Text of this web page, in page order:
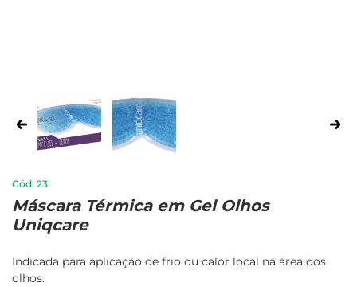
23
Máscara Térmica em Gel Olhos
Uniqcare
Indicada para aplicação de frio ou calor local na área dos
olhos.